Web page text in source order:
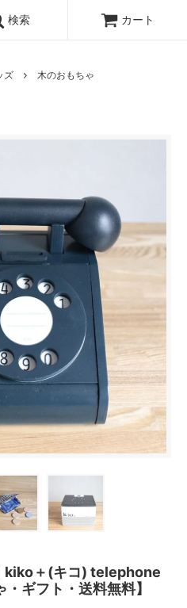
検索 カート
ズ
木のおもちゃ
kiko＋(キコ) telephone
ギフト・送料無料】